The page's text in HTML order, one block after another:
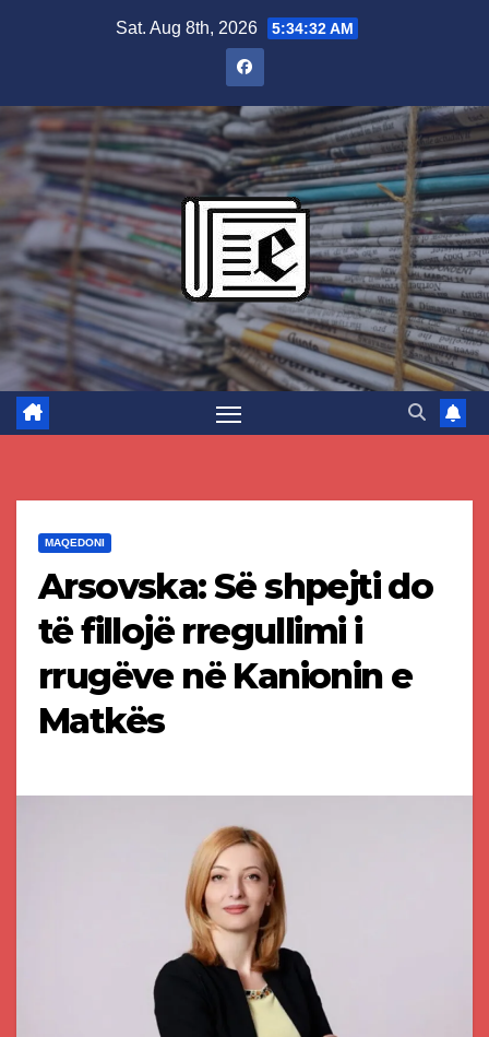
Sat. Aug 8th, 2026 5:34:33 AM
MAQEDONI
Arsovska: Së shpejti do
të fillojë rregullimi i
rrugëve në Kanionin e
Matkës